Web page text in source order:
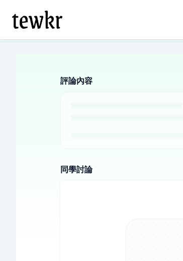
評論內容
同學討論